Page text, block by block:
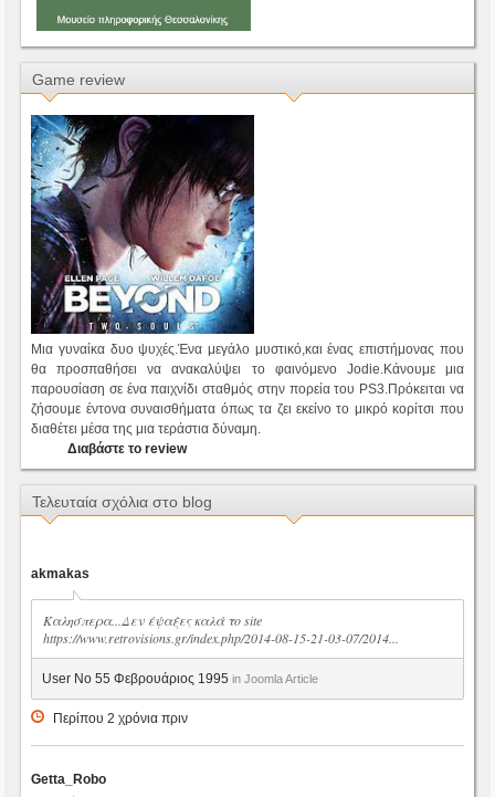
Game review
Μια γυναίκα δυο ψυχές.Ένα μεγάλο μυστικό,και ένας επιστήμονας που
θα προσπαθήσει να ανακαλύψει το φαινόμενο Jodie.Κάνουμε μια
παρουσίαση σε ένα παιχνίδι σταθμός στην πορεία του PS3.Πρόκειται να
ζήσουμε έντονα συναισθήματα όπως τα ζει εκείνο το μικρό κορίτσι που
διαθέτει μέσα της μια τεράστια δύναμη.
Διαβάστε το review
Τελευταία σχόλια στο blog
akmakas
Καλησπερα...Δεν έψαξες καλά το site
https://www.retrovisions.gr/index.php/2014-08-15-21-03-07/2014...
User No 55 Φεβρουάριος 1995 in Joomla Article
Περίπου 2 χρόνια πριν
Getta_Robo